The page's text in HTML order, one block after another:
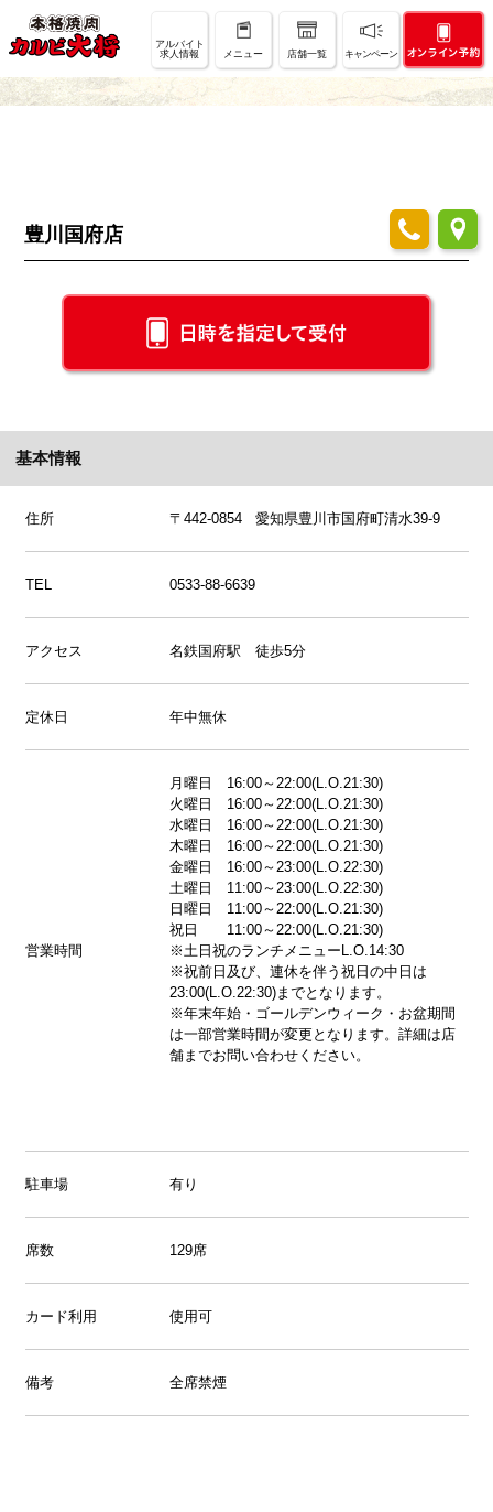
アルバイト
求人情報
メニュー 店舗一覧 キャンペーン
店舗情報
SHOP INFO
豊川国府店
基本情報
住所 〒442-0854 愛知県豊川市国府町清水39-9
TEL 0533-88-6639
アクセス 名鉄国府駅 徒歩5分
定休日 年中無休
営業時間
月曜日 16:00～22:00(L.O.21:30)
火曜日 16:00～22:00(L.O.21:30)
水曜日 16:00～22:00(L.O.21:30)
木曜日 16:00～22:00(L.O.21:30)
金曜日 16:00～23:00(L.O.22:30)
土曜日 11:00～23:00(L.O.22:30)
日曜日 11:00～22:00(L.O.21:30)
祝日 11:00～22:00(L.O.21:30)
※土日祝のランチメニューL.O.14:30
※祝前日及び、連休を伴う祝日の中日は
23:00(L.O.22:30)までとなります。
※年末年始・ゴールデンウィーク・お盆期間
は一部営業時間が変更となります。詳細は店
舗までお問い合わせください。
駐車場 有り
席数 129席
カード利用 使用可
備考 全席禁煙